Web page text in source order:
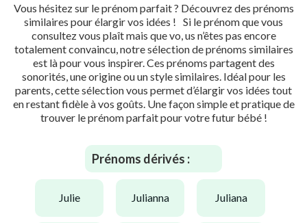
Vous hésitez sur le prénom parfait ? Découvrez des prénoms
similaires pour élargir vos idées ! Si le prénom que vous
consultez vous plaît mais que vo, us n’êtes pas encore
totalement convaincu, notre sélection de prénoms similaires
est là pour vous inspirer. Ces prénoms partagent des
sonorités, une origine ou un style similaires. Idéal pour les
parents, cette sélection vous permet d’élargir vos idées tout
en restant fidèle à vos goûts. Une façon simple et pratique de
trouver le prénom parfait pour votre futur bébé !
Prénoms dérivés :
julie julianna juliana